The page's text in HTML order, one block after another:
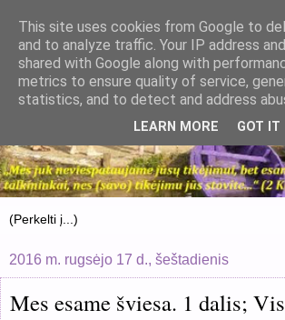
2016 m. rugsėjo 17 d., šeštadienis
Mes esame šviesa. 1 dalis;
This site uses cookies from Google to
and to analyze traffic. Your IP address
shared with Google along with
metrics to ensure quality of service,
statistics, and to detect and address
LEARN MORE GOT IT